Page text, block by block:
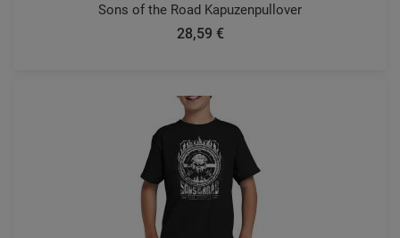
Sons of the Road Kapuzenpullover
28,59 €